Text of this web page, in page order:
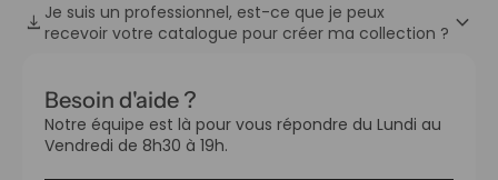
Besoin d'aide ?
Notre équipe est là pour vous répondre du Lundi au
Vendredi de 8h30 à 19h.
download Je suis un professionnel, est-ce que je peux
recevoir votre catalogue pour créer ma collection ? keyboard_arrow_down